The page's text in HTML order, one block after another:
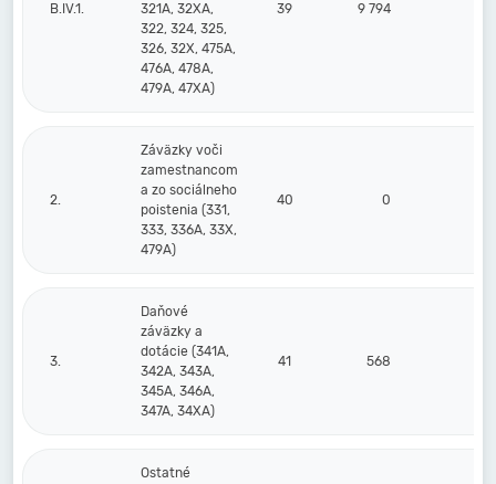
B.IV.1.
321A, 32XA,
322, 324, 325,
326, 32X, 475A,
476A, 478A,
479A, 47XA)
39 9 794
2.
Záväzky voči
zamestnancom
a zo sociálneho
poistenia (331,
333, 336A, 33X,
479A)
40 0
3.
Daňové
záväzky a
dotácie (341A,
342A, 343A,
345A, 346A,
347A, 34XA)
41 568
Ostatné